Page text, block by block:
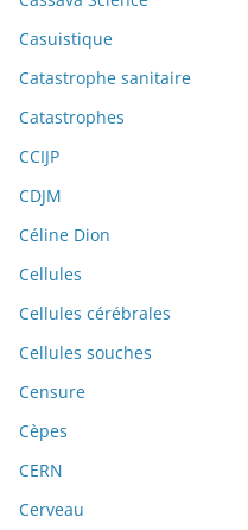
Casuistique
Catastrophe sanitaire
Catastrophes
CCIJP
CDJM
Céline Dion
Cellules
Cellules cérébrales
Cellules souches
Censure
Cèpes
CERN
Cerveau